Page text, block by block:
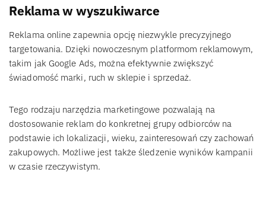
Reklama w wyszukiwarce
Reklama online zapewnia opcję niezwykle precyzyjnego
targetowania. Dzięki nowoczesnym platformom reklamowym,
takim jak Google Ads, można efektywnie zwiększyć
świadomość marki, ruch w sklepie i sprzedaż.
Tego rodzaju narzędzia marketingowe pozwalają na
dostosowanie reklam do konkretnej grupy odbiorców na
podstawie ich lokalizacji, wieku, zainteresowań czy zachowań
zakupowych. Możliwe jest także śledzenie wyników kampanii
w czasie rzeczywistym.